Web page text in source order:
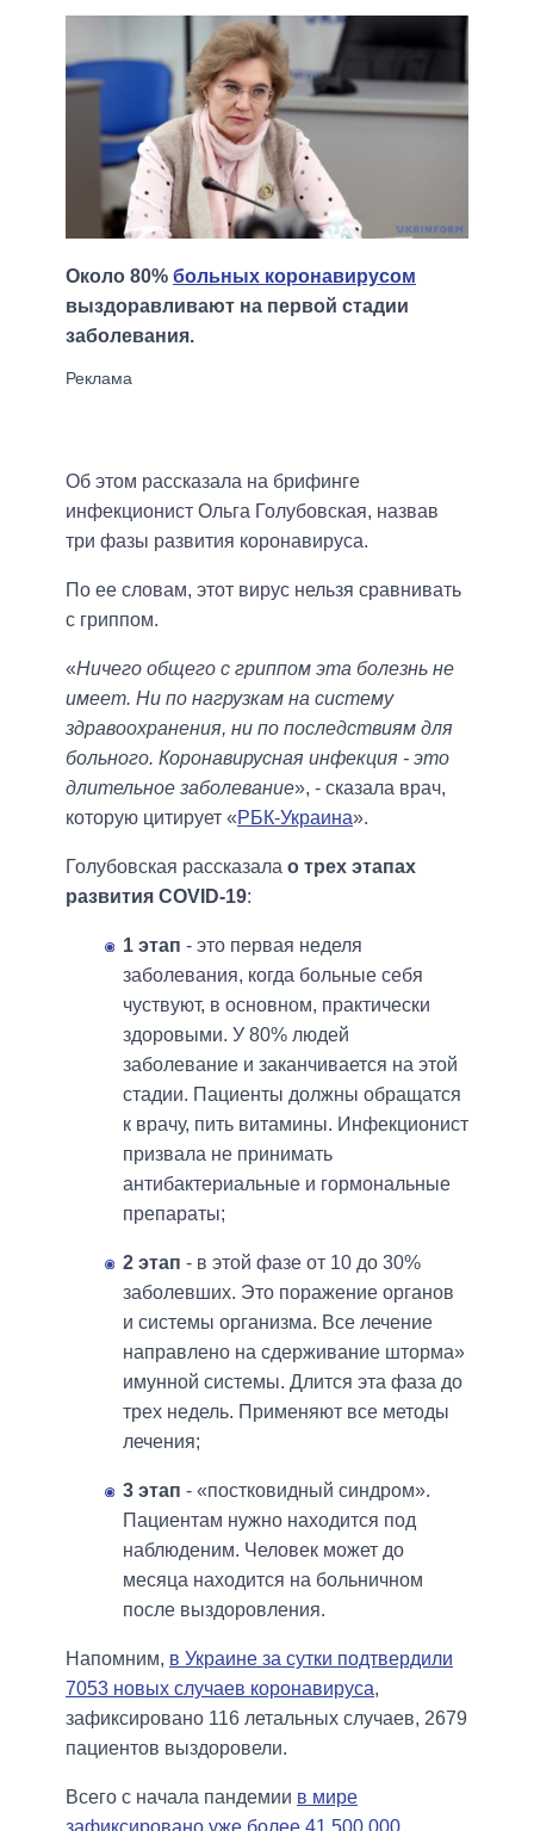
Около 80% больных коронавирусом
выздоравливают на первой стадии
заболевания.
Об этом рассказала на брифинге
инфекционист Ольга Голубовская, назвав
три фазы развития коронавируса.
По ее словам, этот вирус нельзя сравнивать
с гриппом.
«Ничего общего с гриппом эта болезнь не
имеет. Ни по нагрузкам на систему
здравоохранения, ни по последствиям для
больного. Коронавирусная инфекция - это
длительное заболевание», - сказала врач,
которую цитирует «РБК-Украина».
Голубовская рассказала о трех этапах
развития COVID-19:
1 этап - это первая неделя
заболевания, когда больные себя
чуствуют, в основном, практически
здоровыми. У 80% людей
заболевание и заканчивается на этой
стадии. Пациенты должны обращатся
к врачу, пить витамины. Инфекционист
призвала не принимать
антибактериальные и гормональные
препараты;
2 этап - в этой фазе от 10 до 30%
заболевших. Это поражение органов
и системы организма. Все лечение
направлено на сдерживание шторма»
имунной системы. Длится эта фаза до
трех недель. Применяют все методы
лечения;
3 этап - «постковидный синдром».
Пациентам нужно находится под
наблюденим. Человек может до
месяца находится на больничном
после выздоровления.
Напомним, в Украине за сутки подтвердили
7053 новых случаев коронавируса,
зафиксировано 116 летальных случаев, 2679
пациентов выздоровели.
Всего с начала пандемии в мире